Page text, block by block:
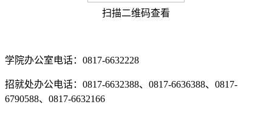
扫描二维码查看
学院办公室电话：0817-6632228
招就处办公电话：0817-6632388、0817-6636388、0817-
6790588、0817-6632166